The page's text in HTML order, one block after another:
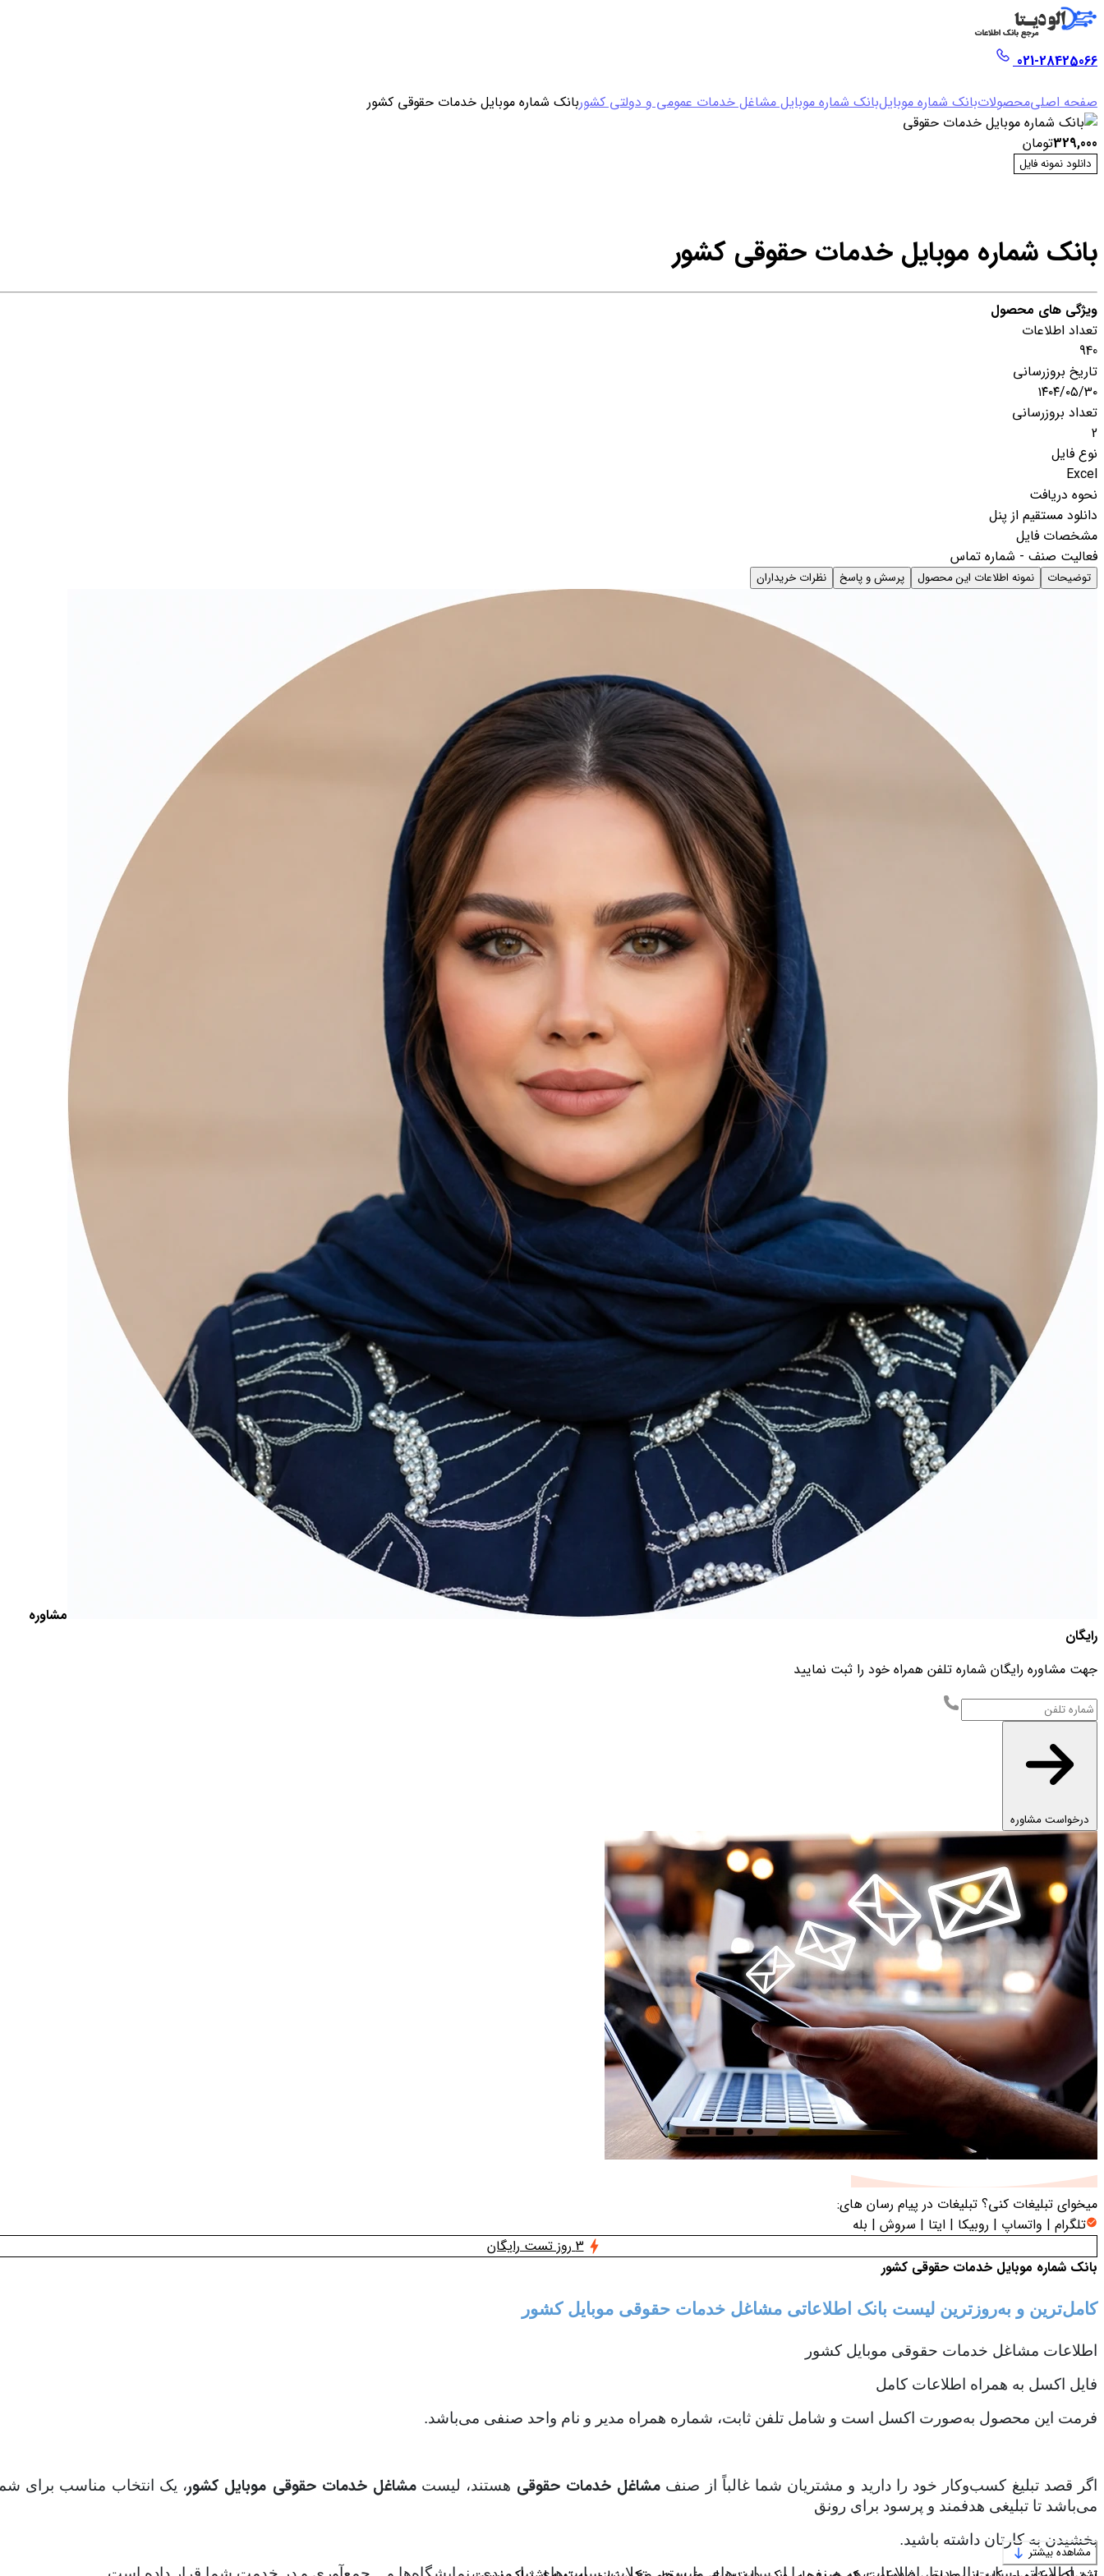
021-28425066
صفحه اصلیمحصولاتبانک شماره موبایلبانک شماره موبایل مشاغل خدمات عمومی و دولتی کشوربانک شماره موبایل خدمات حقوقی کشور
329,000تومان
دانلود نمونه فایل
بانک شماره موبایل خدمات حقوقی کشور
ویژگی های محصول
تعداد اطلاعات
940
تاریخ بروزرسانی
۱۴۰۴/۰۵/۳۰
تعداد بروزرسانی
2
نوع فایل
Excel
نحوه دریافت
دانلود مستقیم از پنل
مشخصات فایل
فعالیت صنف - شماره تماس
توضیحات نمونه اطلاعات این محصول پرسش و پاسخ نظرات خریداران
مشاوره
رایگان
جهت مشاوره رایگان شماره تلفن همراه خود را ثبت نمایید
درخواست مشاوره
میخوای تبلیغات کنی؟ تبلیغات در پیام رسان های:
تلگرام | واتساپ | روبیکا | ایتا | سروش | بله
3 روز تست رایگان
بانک شماره موبایل خدمات حقوقی کشور
کامل‌ترین و به‌روزترین لیست بانک اطلاعاتی مشاغل خدمات حقوقی موبایل کشور
اطلاعات مشاغل خدمات حقوقی موبایل کشور
فایل اکسل به همراه اطلاعات کامل
فرمت این محصول به‌صورت اکسل است و شامل تلفن ثابت، شماره همراه مدیر و نام واحد صنفی می‌باشد.
اگر قصد تبلیغ کسب‌وکار خود را دارید و مشتریان شما غالباً از صنف مشاغل خدمات حقوقی هستند، لیست مشاغل خدمات حقوقی موبایل کشور، یک انتخاب مناسب برای
می‌باشد تا تبلیغی هدفمند و پرسود برای رونق
بخشیدن به کارتان داشته باشید.
مشاهده بیشتر